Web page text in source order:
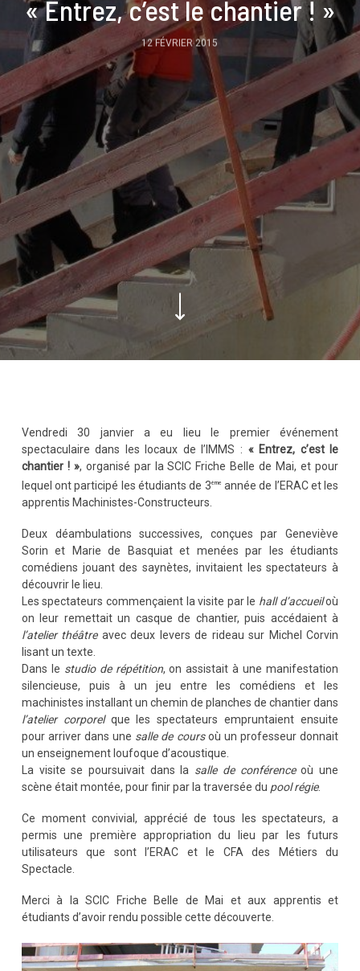
« Entrez, c’est le chantier ! »
12 FÉVRIER 2015
Vendredi 30 janvier a eu lieu le premier événement
spectaculaire dans les locaux de l’IMMS : « Entrez, c’est le
chantier ! », organisé par la SCIC Friche Belle de Mai, et pour
lequel ont participé les étudiants de 3ème année de l’ERAC et les
apprentis Machinistes-Constructeurs.
Deux déambulations successives, conçues par Geneviève
Sorin et Marie de Basquiat et menées par les étudiants
comédiens jouant des saynètes, invitaient les spectateurs à
découvrir le lieu.
Les spectateurs commençaient la visite par le hall d’accueiloù
on leur remettait un casque de chantier, puis accédaient à
l’atelier théâtreavec deux levers de rideau sur Michel Corvin
lisant un texte.
Dans le studio de répétition, on assistait à une manifestation
silencieuse, puis à un jeu entre les comédiens et les
machinistes installant un chemin de planches de chantier dans
l’atelier corporelque les spectateurs empruntaient ensuite
pour arriver dans une salle de coursoù un professeur donnait
un enseignement loufoque d’acoustique.
La visite se poursuivait dans la salle de conférenceoù une
scène était montée, pour finir par la traversée du pool régie.
Ce moment convivial, apprécié de tous les spectateurs, a
permis une première appropriation du lieu par les futurs
utilisateurs que sont l’ERAC et le CFA des Métiers du
Spectacle.
Merci à la SCIC Friche Belle de Mai et aux apprentis et
étudiants d’avoir rendu possible cette découverte.